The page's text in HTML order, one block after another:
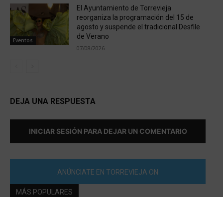
Eventos
El Ayuntamiento de Torrevieja
reorganiza la programación del 15 de
agosto y suspende el tradicional Desfile
de Verano
07/08/2026
DEJA UNA RESPUESTA
INICIAR SESIÓN PARA DEJAR UN COMENTARIO
ANÚNCIATE EN TORREVIEJA ON
MÁS POPULARES